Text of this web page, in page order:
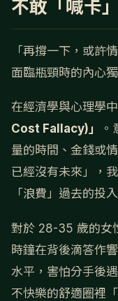
不敢「喊卡
「再撐一下，或許
面臨瓶頸時的內心獨
在經濟學與心理學
Cost Fallacy)」
量的時間、金錢或
已經沒有未來」，
「浪費」過去的投入
對於 28-35 歲的女
時鐘在背後滴答作
水平，害怕分手後
不快樂的舒適圈裡